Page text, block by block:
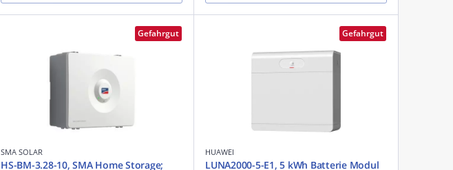
Gefahrgut
SMA SOLAR
HS-BM-3.28-10, SMA Home Storage;
Gefahrgut
HUAWEI
LUNA2000-5-E1, 5 kWh Batterie Modul